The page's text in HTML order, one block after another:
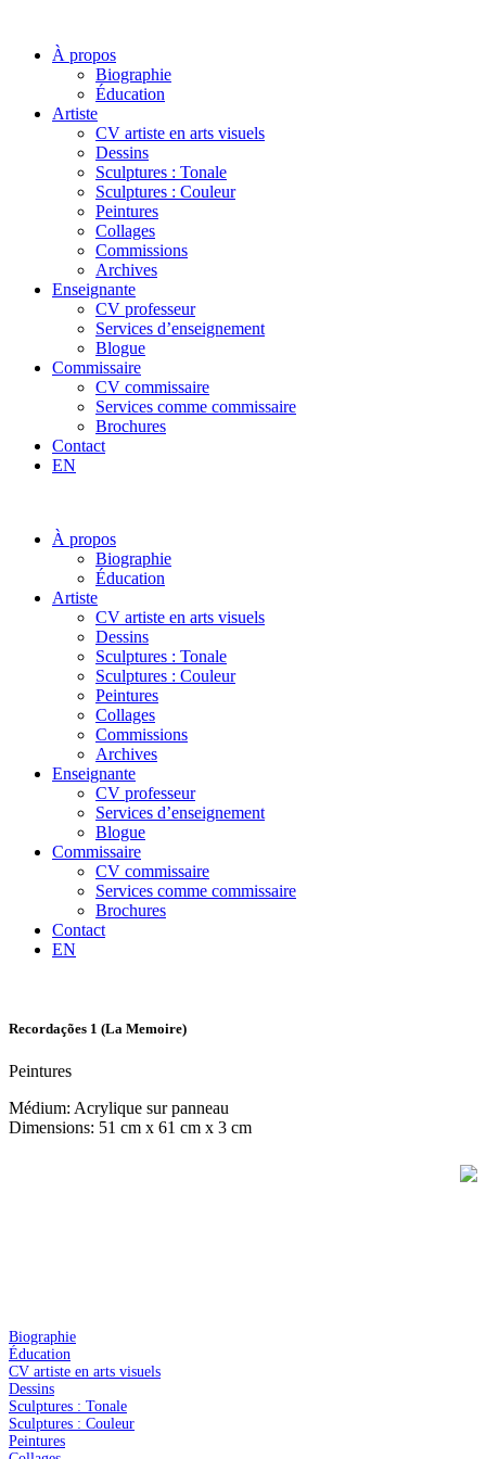
À propos
Biographie
Éducation
Artiste
CV artiste en arts visuels
Dessins
Sculptures : Tonale
Sculptures : Couleur
Peintures
Collages
Commissions
Archives
Enseignante
CV professeur
Services d’enseignement
Blogue
Commissaire
CV commissaire
Services comme commissaire
Brochures
Contact
EN
À propos
Biographie
Éducation
Artiste
CV artiste en arts visuels
Dessins
Sculptures : Tonale
Sculptures : Couleur
Peintures
Collages
Commissions
Archives
Enseignante
CV professeur
Services d’enseignement
Blogue
Commissaire
CV commissaire
Services comme commissaire
Brochures
Contact
EN
Recordações 1 (La Memoire)
Peintures
Médium: Acrylique sur panneau
Dimensions: 51 cm x 61 cm x 3 cm
Biographie
Éducation
CV artiste en arts visuels
Dessins
Sculptures : Tonale
Sculptures : Couleur
Peintures